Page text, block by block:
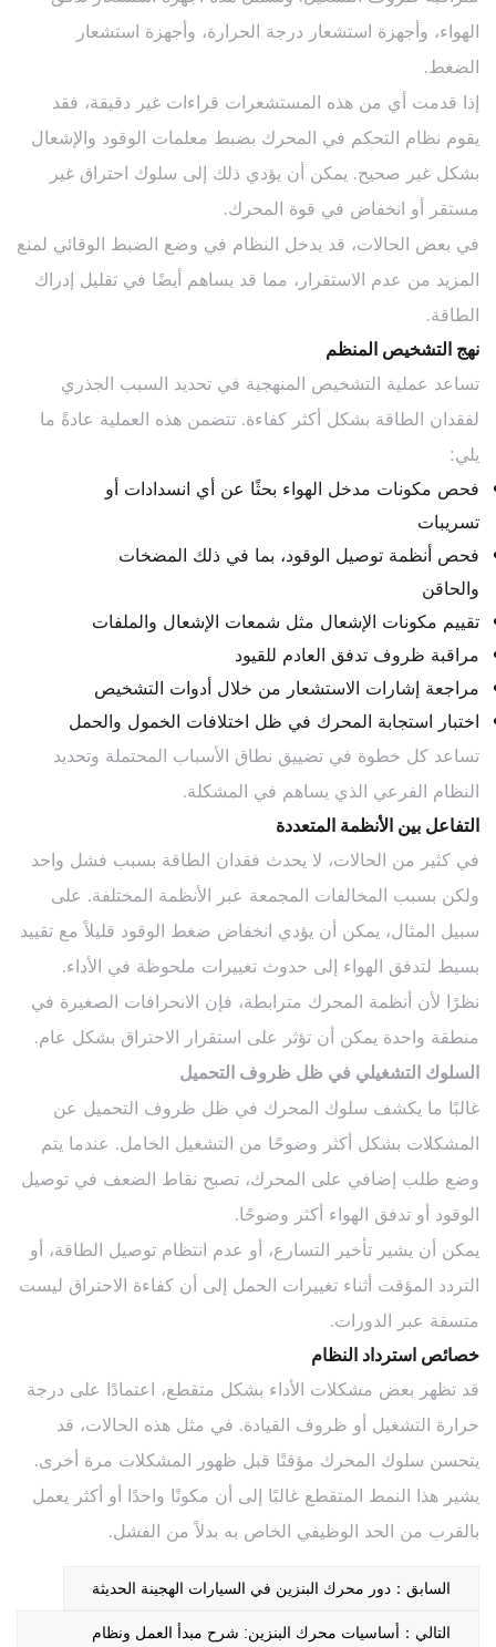
الهواء، وأجهزة استشعار درجة الحرارة، وأجهزة استشعار
الضغط.
إذا قدمت أي من هذه المستشعرات قراءات غير دقيقة، فقد
يقوم نظام التحكم في المحرك بضبط معلمات الوقود والإشعال
بشكل غير صحيح. يمكن أن يؤدي ذلك إلى سلوك احتراق غير
مستقر أو انخفاض في قوة المحرك.
في بعض الحالات، قد يدخل النظام في وضع الضبط الوقائي لمنع
المزيد من عدم الاستقرار، مما قد يساهم أيضًا في تقليل إدراك
الطاقة.
نهج التشخيص المنظم
تساعد عملية التشخيص المنهجية في تحديد السبب الجذري
لفقدان الطاقة بشكل أكثر كفاءة. تتضمن هذه العملية عادةً ما
يلي:
فحص مكونات مدخل الهواء بحثًا عن أي انسدادات أو
تسريبات
فحص أنظمة توصيل الوقود، بما في ذلك المضخات
والحاقن
تقييم مكونات الإشعال مثل شمعات الإشعال والملفات
مراقبة ظروف تدفق العادم للقيود
مراجعة إشارات الاستشعار من خلال أدوات التشخيص
اختبار استجابة المحرك في ظل اختلافات الخمول والحمل
تساعد كل خطوة في تضييق نطاق الأسباب المحتملة وتحديد
النظام الفرعي الذي يساهم في المشكلة.
التفاعل بين الأنظمة المتعددة
في كثير من الحالات، لا يحدث فقدان الطاقة بسبب فشل واحد
ولكن بسبب المخالفات المجمعة عبر الأنظمة المختلفة. على
سبيل المثال، يمكن أن يؤدي انخفاض ضغط الوقود قليلاً مع تقييد
بسيط لتدفق الهواء إلى حدوث تغييرات ملحوظة في الأداء.
نظرًا لأن أنظمة المحرك مترابطة، فإن الانحرافات الصغيرة في
منطقة واحدة يمكن أن تؤثر على استقرار الاحتراق بشكل عام.
السلوك التشغيلي في ظل ظروف التحميل
غالبًا ما يكشف سلوك المحرك في ظل ظروف التحميل عن
المشكلات بشكل أكثر وضوحًا من التشغيل الخامل. عندما يتم
وضع طلب إضافي على المحرك، تصبح نقاط الضعف في توصيل
الوقود أو تدفق الهواء أكثر وضوحًا.
يمكن أن يشير تأخير التسارع، أو عدم انتظام توصيل الطاقة، أو
التردد المؤقت أثناء تغييرات الحمل إلى أن كفاءة الاحتراق ليست
متسقة عبر الدورات.
خصائص استرداد النظام
قد تظهر بعض مشكلات الأداء بشكل متقطع، اعتمادًا على درجة
حرارة التشغيل أو ظروف القيادة. في مثل هذه الحالات، قد
يتحسن سلوك المحرك مؤقتًا قبل ظهور المشكلات مرة أخرى.
يشير هذا النمط المتقطع غالبًا إلى أن مكونًا واحدًا أو أكثر يعمل
بالقرب من الحد الوظيفي الخاص به بدلاً من الفشل.
السابق：دور محرك البنزين في السيارات الهجينة الحديثة
التالي：أساسيات محرك البنزين: شرح مبدأ العمل ونظام